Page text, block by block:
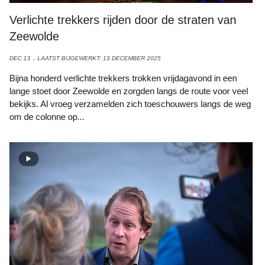
Verlichte trekkers rijden door de straten van
Zeewolde
DEC 13 LAATST BIJGEWERKT: 13 DECEMBER 2025
Bijna honderd verlichte trekkers trokken vrijdagavond in een
lange stoet door Zeewolde en zorgden langs de route voor veel
bekijks. Al vroeg verzamelden zich toeschouwers langs de weg
om de colonne op...